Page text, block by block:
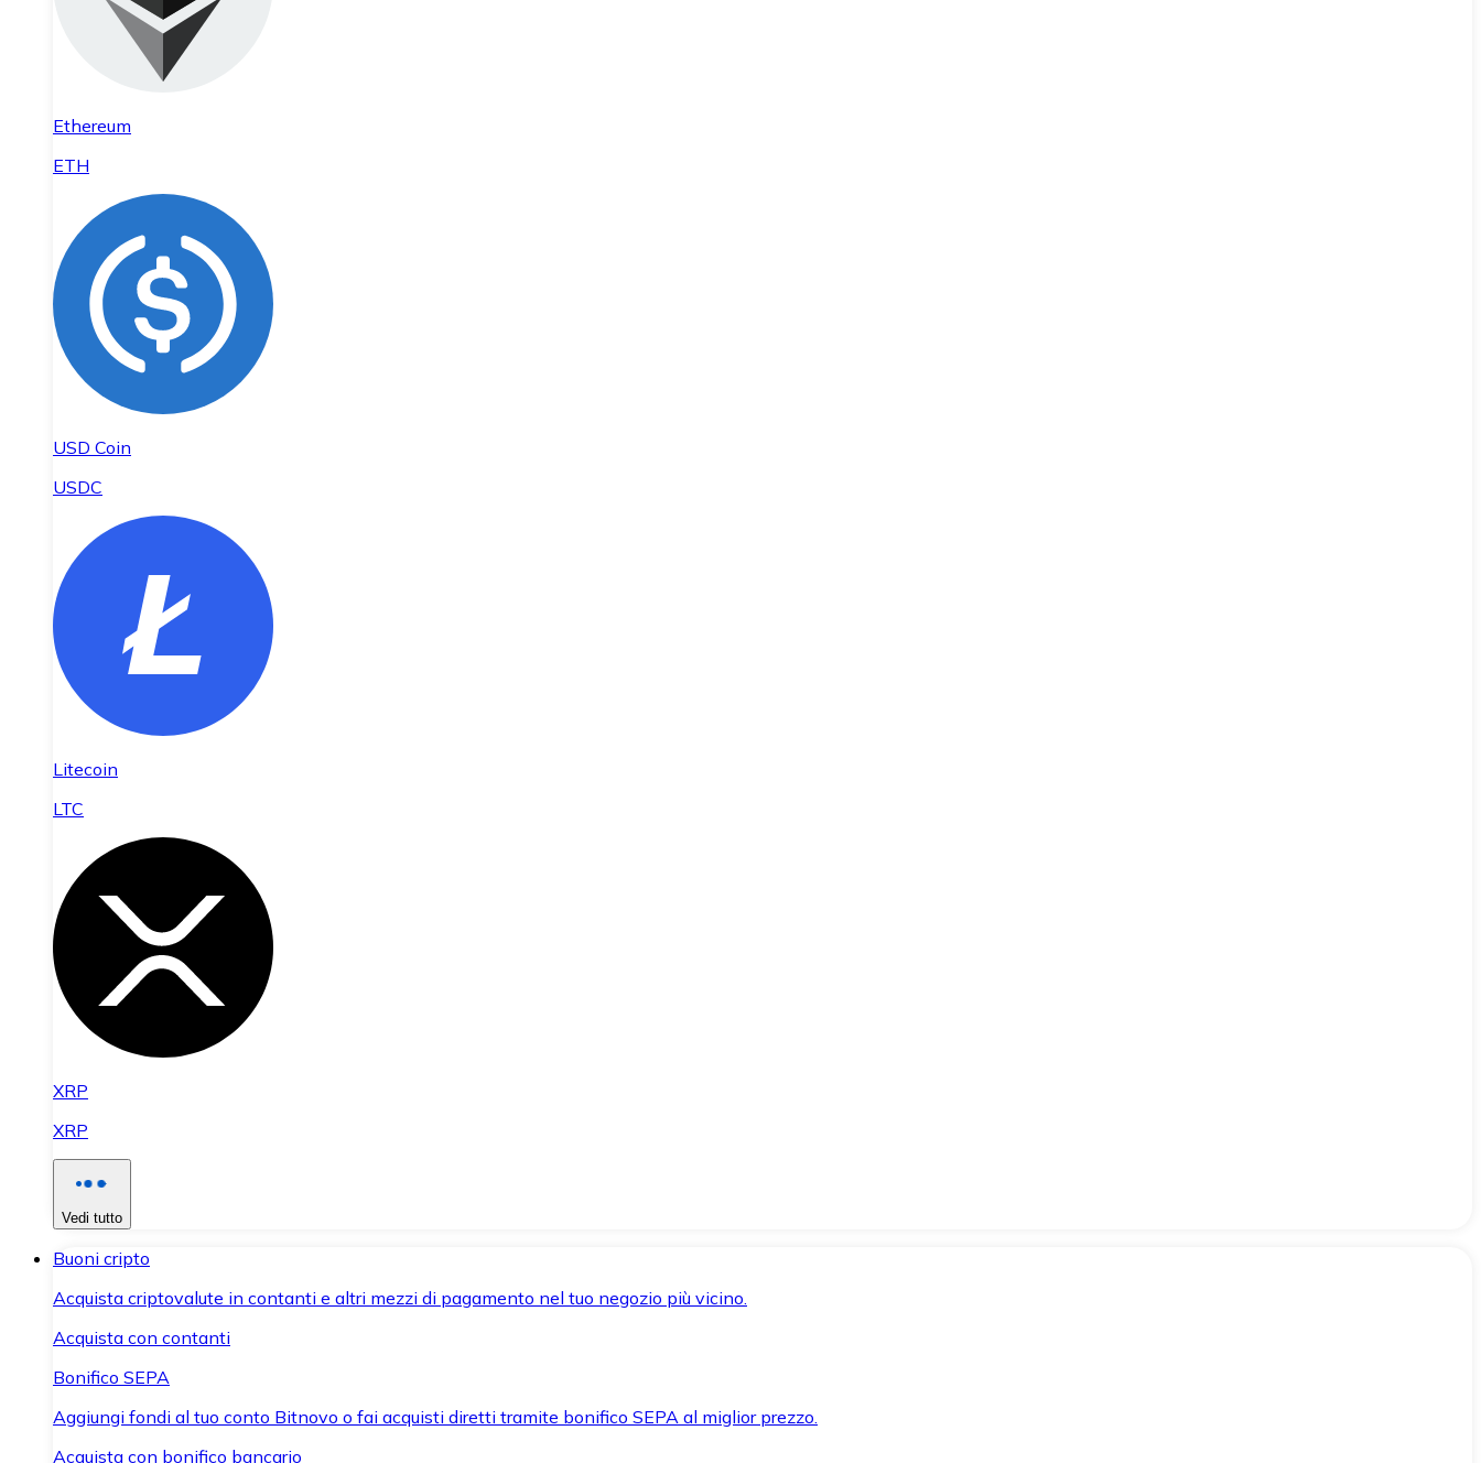
Ethereum
ETH
USD Coin
USDC
Litecoin
LTC
XRP
XRP
Vedi tutto
Buoni cripto
Acquista criptovalute in contanti e altri mezzi di pagamento nel tuo negozio più vicino.
Acquista con contanti
Bonifico SEPA
Aggiungi fondi al tuo conto Bitnovo o fai acquisti diretti tramite bonifico SEPA al miglior prezzo.
Acquista con bonifico bancario